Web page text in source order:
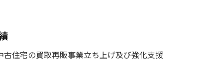
古住宅の買取再販事業立ち上げ及び強化支援